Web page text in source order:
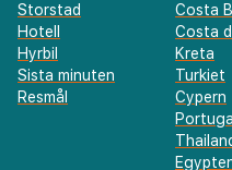
Storstad
Hotell
Hyrbil
Sista minuten
Resmål
Costa
Costa
Kreta
Turkiet
Cypern
Portugal